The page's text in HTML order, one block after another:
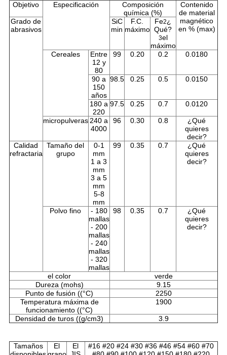
Objetivo Especificación
Composición
química (%)
Contenido
de material
magnético
en % (max)
Grado de
abrasivos
SiC
min
F.C.
máximo
Fe2¿
Qué?
3el
máximo
Cereales
Entre
12 y
80
99 0.20 0.2 0.0180
90 a
150
años
98.5 0.25 0.5 0.0150
180 a
220
97.5 0.25 0.7 0.0120
micropulveras 240 a
4000
96 0.30 0.8
¿Qué
quieres
decir?
Calidad
refractaria
Tamaño del
grupo
0-1
mm
1 a 3
mm
3 a 5
mm
5-8
mm
99 0.35 0.7
¿Qué
quieres
decir?
Polvo fino
- 180
mallas
- 200
mallas
- 240
mallas
- 320
mallas
98 0.35 0.7
¿Qué
quieres
decir?
el color
verde
Dureza (mohs)
9.15
Punto de fusión ((°C)
2250
Temperatura máxima de
funcionamiento ((°C)
1900
Densidad de turos ((g/cm3) 3.9
Tamaños
El
El
#16 #20 #24 #30 #36 #46 #54 #60 #70